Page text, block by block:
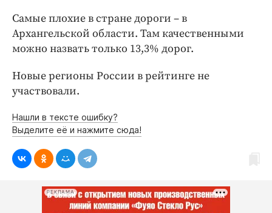
Самые плохие в стране дороги – в
Архангельской области. Там качественными
можно назвать только 13,3% дорог.
Новые регионы России в рейтинге не
участвовали.
Нашли в тексте ошибку?
Выделите её и нажмите сюда!
РЕКЛАМА